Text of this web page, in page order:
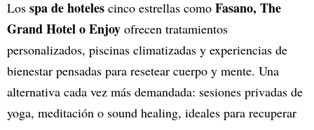
Los spa de hoteles cinco estrellas como Fasano, The
Grand Hotel o Enjoy ofrecen tratamientos
personalizados, piscinas climatizadas y experiencias de
bienestar pensadas para resetear cuerpo y mente. Una
alternativa cada vez más demandada: sesiones privadas de
yoga, meditación o sound healing, ideales para recuperar